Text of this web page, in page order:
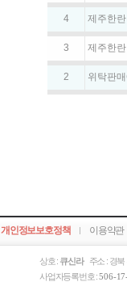
4 제주한란
3 제주한
2 위탁판
개인정보보호정책 이용약관
상호 : 큐신라주소 : 경북
사업자등록번호 :506-